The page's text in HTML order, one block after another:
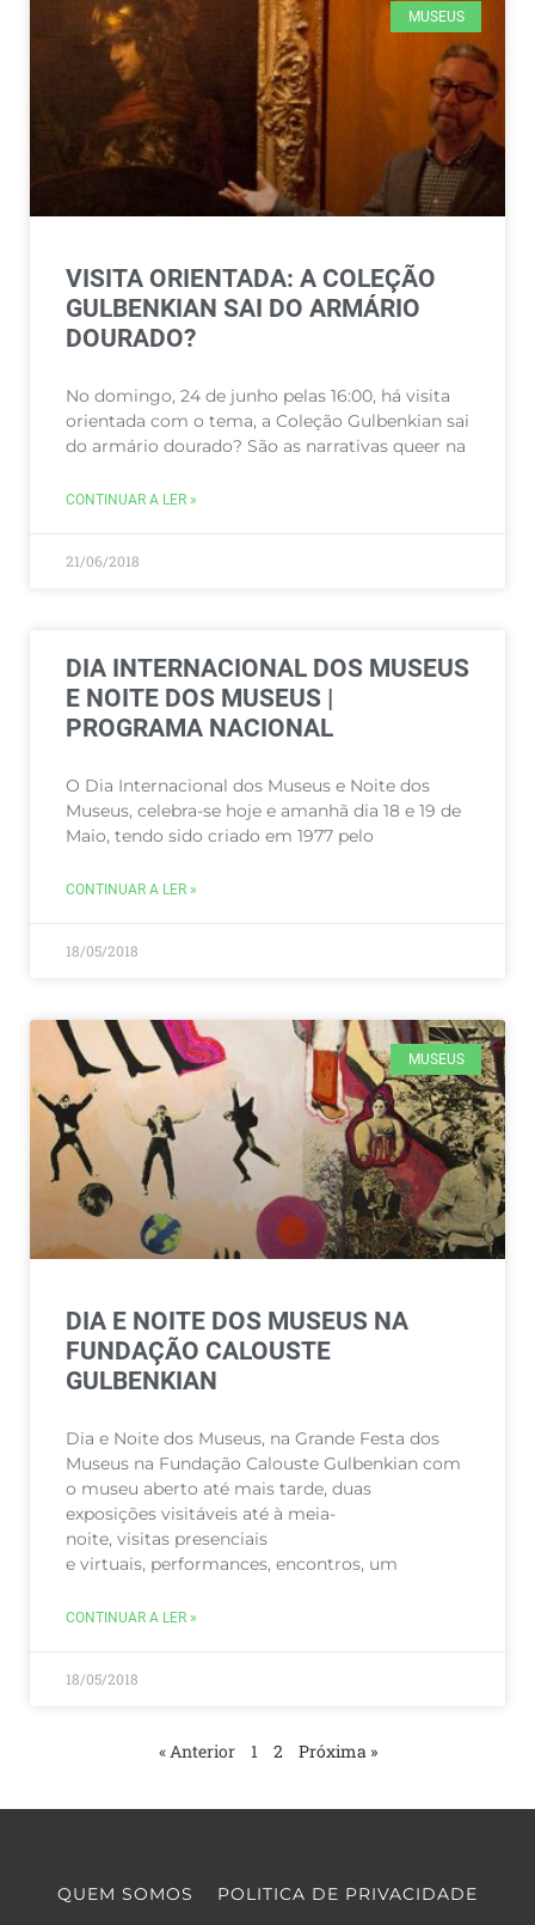
MUSEUS
VISITA ORIENTADA: A COLEÇÃO
GULBENKIAN SAI DO ARMÁRIO
DOURADO?
No domingo, 24 de junho pelas 16:00, há visita
orientada com o tema, a Coleção Gulbenkian sai
do armário dourado? São as narrativas queer na
CONTINUAR A LER »
21/06/2018
DIA INTERNACIONAL DOS MUSEUS
E NOITE DOS MUSEUS |
PROGRAMA NACIONAL
O Dia Internacional dos Museus e Noite dos
Museus, celebra-se hoje e amanhã dia 18 e 19 de
Maio, tendo sido criado em 1977 pelo
CONTINUAR A LER »
18/05/2018
MUSEUS
DIA E NOITE DOS MUSEUS NA
FUNDAÇÃO CALOUSTE
GULBENKIAN
Dia e Noite dos Museus, na Grande Festa dos
Museus na Fundação Calouste Gulbenkian com
o museu aberto até mais tarde, duas
exposições visitáveis até à meia-
noite, visitas presenciais
e virtuais, performances, encontros, um
CONTINUAR A LER »
18/05/2018
« Anterior 1 2 Próxima »
QUEM SOMOS POLITICA DE PRIVACIDADE